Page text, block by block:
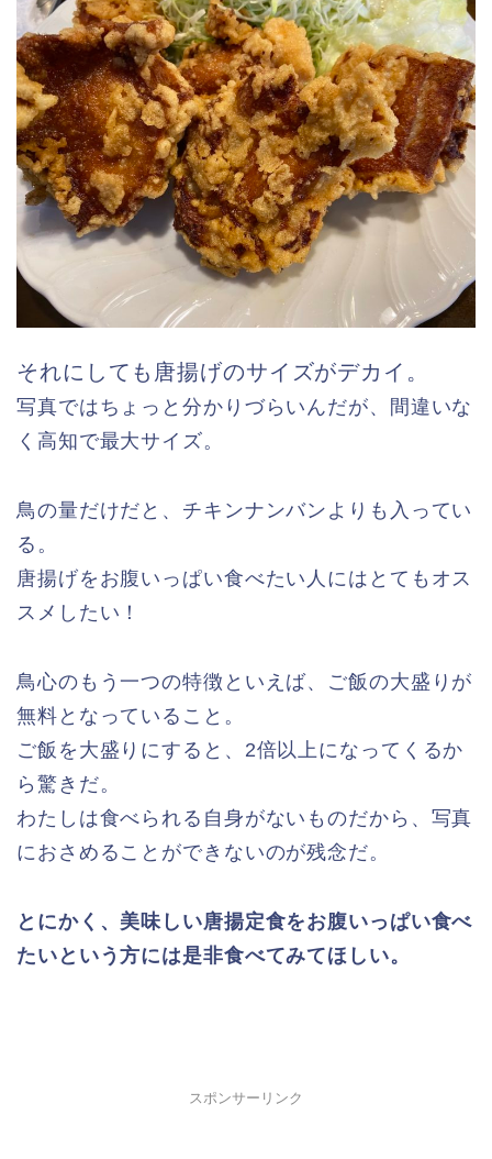
それにしても唐揚げのサイズがデカイ。
写真ではちょっと分かりづらいんだが、間違いな
く高知で最大サイズ。
鳥の量だけだと、チキンナンバンよりも入ってい
る。
唐揚げをお腹いっぱい食べたい人にはとてもオス
スメしたい！
鳥心のもう一つの特徴といえば、ご飯の大盛りが
無料となっていること。
ご飯を大盛りにすると、2倍以上になってくるか
ら驚きだ。
わたしは食べられる自身がないものだから、写真
におさめることができないのが残念だ。
とにかく、美味しい唐揚定食をお腹いっぱい食べ
たいという方には是非食べてみてほしい。
スポンサーリンク